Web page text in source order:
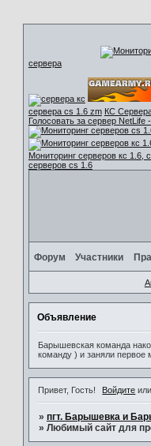
сервера
сервера cs 1.6 zm КС
Голосовать за сервер NetLife
Мониторинг серверов кс 1.6,
серверов cs 1.6
Форум Участники
Объявление
Барышевская команда
команду ) и заняли первое
Привет, Гость! Войдите
» пгт. Барышевка и
» Любимый сайт для